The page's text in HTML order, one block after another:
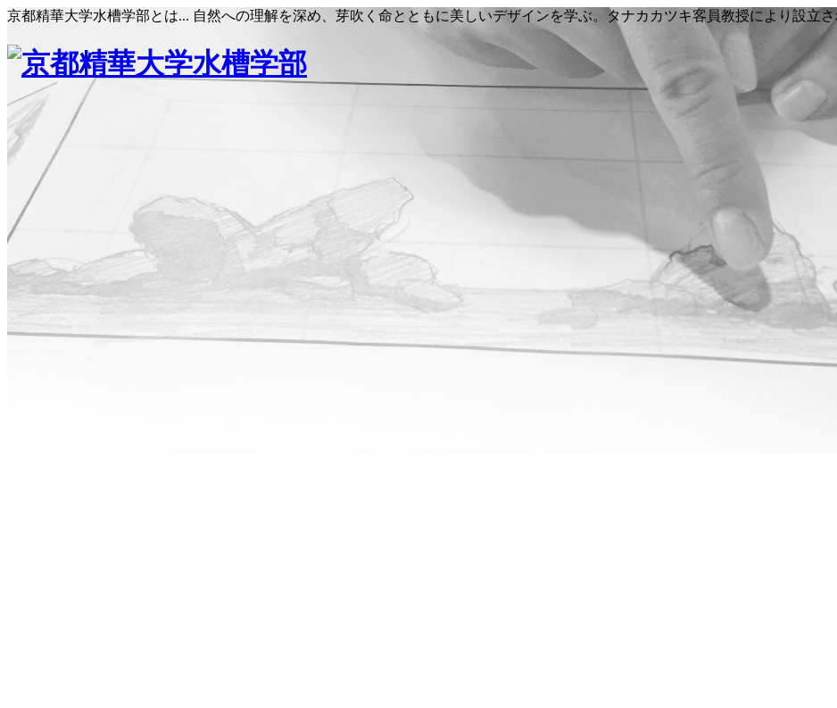
京都精華大学水槽学部とは... 自然への理解を深め、芽吹く命とともに美しいデザインを学ぶ。タナカカツキ客員教授により設立さ